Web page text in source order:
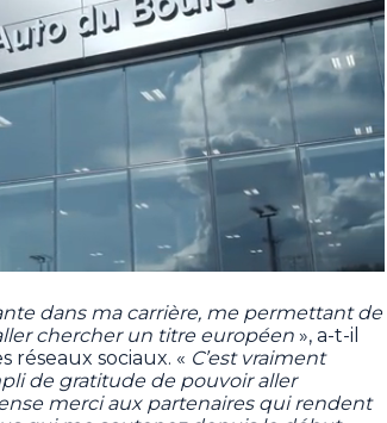
dans ma carrière, me permettant de
chercher un titre européen », a-t-il
réseaux sociaux. « C’est vraiment
de gratitude de pouvoir aller
merci aux partenaires qui rendent